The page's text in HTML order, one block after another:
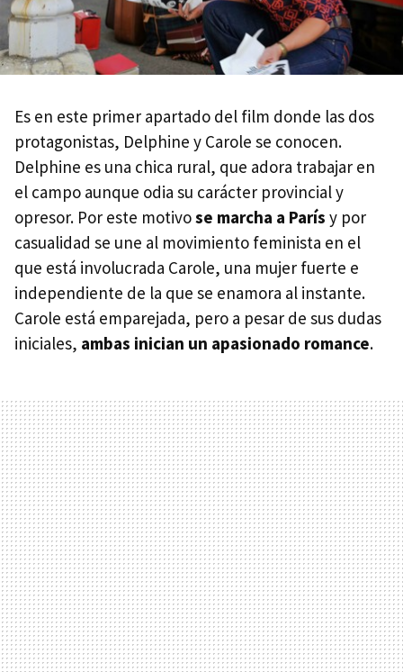
Es en este primer apartado del film donde las dos
protagonistas, Delphine y Carole se conocen.
Delphine es una chica rural, que adora trabajar en
el campo aunque odia su carácter provincial y
opresor. Por este motivose marcha a París y por
casualidad se une al movimiento feminista en el
que está involucrada Carole, una mujer fuerte e
independiente de la que se enamora al instante.
Carole está emparejada, pero a pesar de sus dudas
iniciales, ambas inician un apasionado romance.